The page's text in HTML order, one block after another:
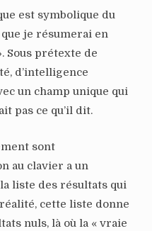
est symbolique du
je résumerai en
Sous prétexte de
d’intelligence
un champ unique qui
pas ce qu’il dit.
sont
au clavier a un
liste des résultats qui
réalité, cette liste donne
nuls, là où la « vraie